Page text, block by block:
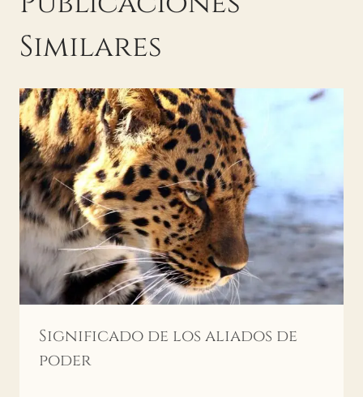
Similares
Significado de los aliados de
poder